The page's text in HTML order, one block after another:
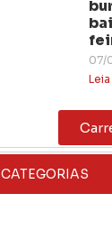
07/
CATEGORIAS